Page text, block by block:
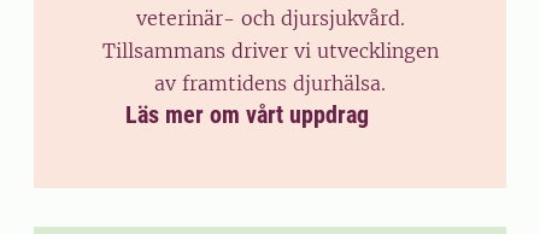
veterinär- och djursjukvård.
Tillsammans driver vi utvecklingen
av framtidens djurhälsa.
Läs mer om vårt uppdrag